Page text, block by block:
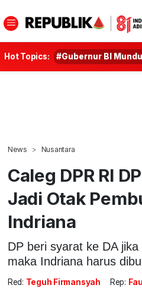
Hot Topics: #Gubernur BI
News Nusantara
Caleg DPR RI
Jadi Otak
Indriana
DP beri syarat ke DA
maka Indriana harus
Red: Teguh Firmansyah Rep: